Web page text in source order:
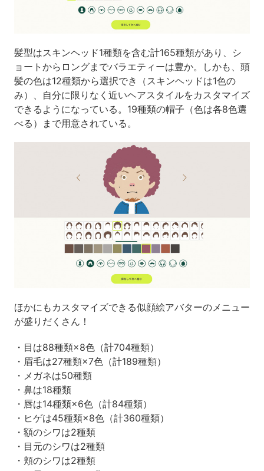
髪型はスキンヘッド1種類を含む計165種類があり、シ
ョートからロングまでバラエティーは豊か。しかも、頭
髪の色は12種類から選択でき（スキンヘッドは1色の
み）、自分に限りなく近いヘアスタイルをカスタマイズ
できるようになっている。19種類の帽子（色は各8色選
べる）まで用意されている。
ほかにもカスタマイズできる似顔絵アバターのメニュー
が盛りだくさん！
・目は88種類×8色（計704種類）
・眉毛は27種類×7色（計189種類）
・メガネは50種類
・鼻は18種類
・唇は14種類×6色（計84種類）
・ヒゲは45種類×8色（計360種類）
・額のシワは2種類
・目元のシワは2種類
・頬のシワは2種類